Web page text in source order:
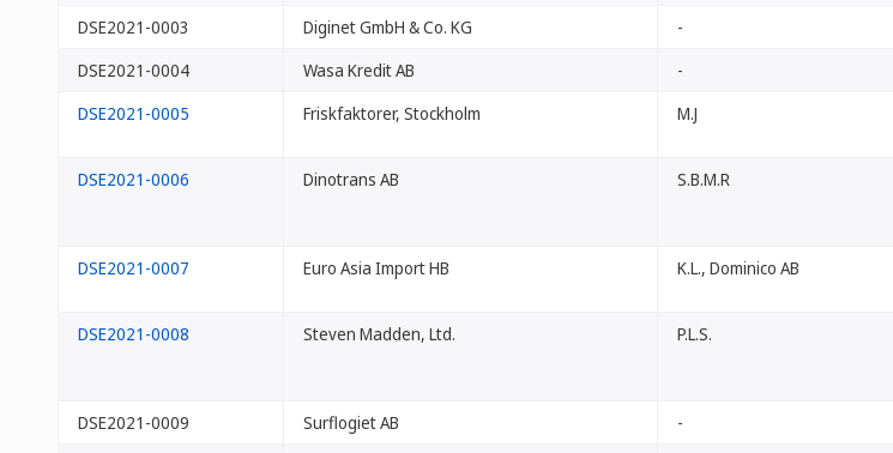
DSE2021-0003
Diginet GmbH & Co. KG -
DSE2021-0004
Wasa Kredit AB -
DSE2021-0005
Friskfaktorer, Stockholm M.J
DSE2021-0006
Dinotrans AB S.B.M.R
DSE2021-0007
Euro Asia Import HB K.L., Dominico AB
DSE2021-0008
Steven Madden, Ltd. P.L.S.
DSE2021-0009
Surflogiet AB -